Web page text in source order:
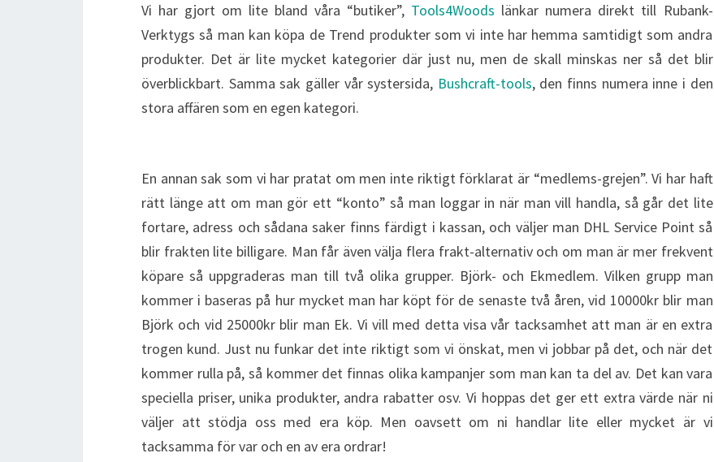
Vi har gjort om lite bland våra “butiker”, Tools4Woods länkar numera direkt till Rubank-
Verktygs så man kan köpa de Trend produkter som vi inte har hemma samtidigt som andra
produkter. Det är lite mycket kategorier där just nu, men de skall minskas ner så det blir
överblickbart. Samma sak gäller vår systersida, Bushcraft-tools, den finns numera inne i den
stora affären som en egen kategori.
En annan sak som vi har pratat om men inte riktigt förklarat är “medlems-grejen”. Vi har haft
rätt länge att om man gör ett “konto” så man loggar in när man vill handla, så går det lite
fortare, adress och sådana saker finns färdigt i kassan, och väljer man DHL Service Point så
blir frakten lite billigare. Man får även välja flera frakt-alternativ och om man är mer frekvent
köpare så uppgraderas man till två olika grupper. Björk- och Ekmedlem. Vilken grupp man
kommer i baseras på hur mycket man har köpt för de senaste två åren, vid 10000kr blir man
Björk och vid 25000kr blir man Ek. Vi vill med detta visa vår tacksamhet att man är en extra
trogen kund. Just nu funkar det inte riktigt som vi önskat, men vi jobbar på det, och när det
kommer rulla på, så kommer det finnas olika kampanjer som man kan ta del av. Det kan vara
speciella priser, unika produkter, andra rabatter osv. Vi hoppas det ger ett extra värde när ni
väljer att stödja oss med era köp. Men oavsett om ni handlar lite eller mycket är vi
tacksamma för var och en av era ordrar!